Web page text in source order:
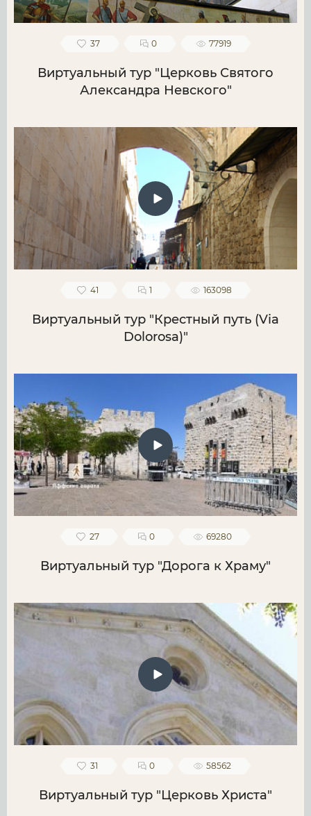
37 0 77919
Виртуальный тур "Церковь Святого
Александра Невского"
41 1 163098
Виртуальный тур "Крестный путь (Via
Dolorosa)"
27 0 69280
Виртуальный тур "Дорога к Храму"
31 0 58562
Виртуальный тур "Церковь Христа"